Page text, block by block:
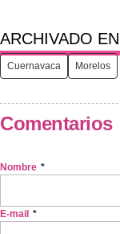
ARCHIVADO EN
Cuernavaca Morelos
Comentarios
Nombre *
E-mail *